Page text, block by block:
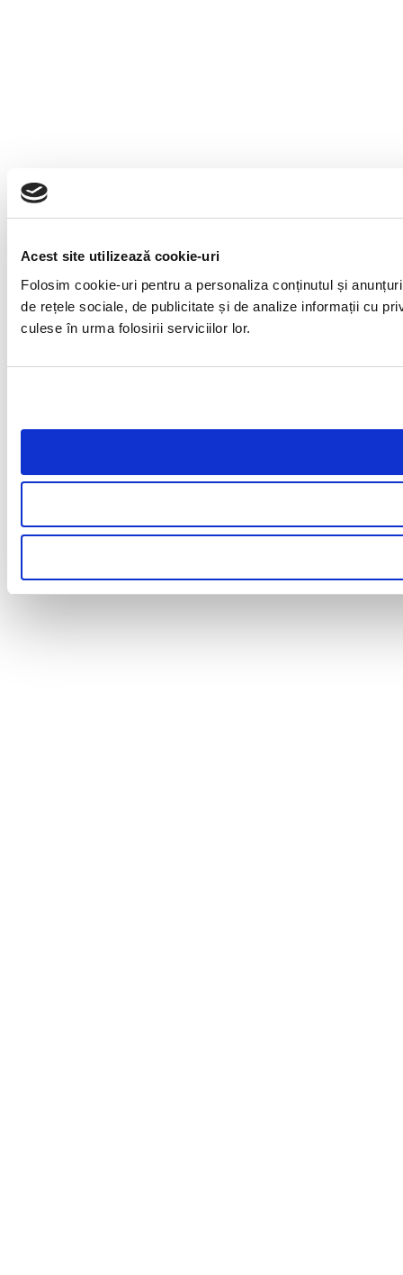
Acest site utilizează cookie-uri
Folosim cookie-uri pentru a personaliza conținutul și
de rețele sociale, de publicitate și de analize informații cu
culese în urma folosirii serviciilor lor.